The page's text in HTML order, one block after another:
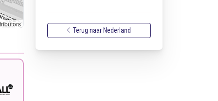
Terug naar Nederland